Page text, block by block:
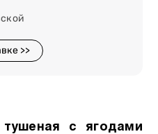
>>
тушеная с ягодами